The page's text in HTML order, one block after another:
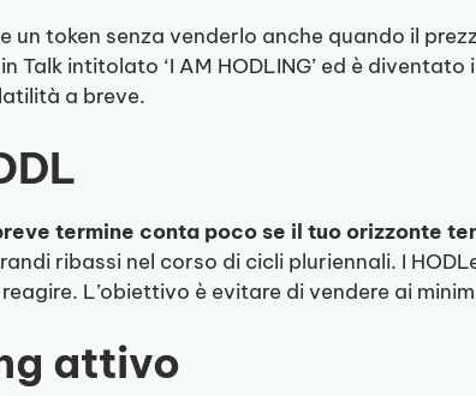
un token senza venderlo anche quando il
Talk intitolato ‘I AM HODLING’ ed è
a breve.
termine conta poco se il tuo orizzonte
ribassi nel corso di cicli pluriennali. I
L’obiettivo è evitare di vendere ai
attivo